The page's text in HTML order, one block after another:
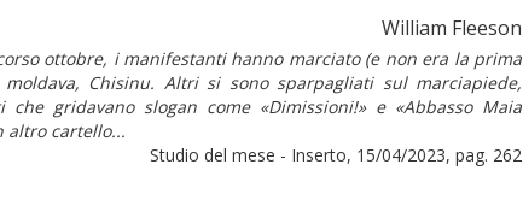
William Fleeson
ottobre, i manifestanti hanno marciato (e non era la prima
Chisinu. Altri si sono sparpagliati sul marciapiede,
gridavano slogan come «Dimissioni!» e «Abbasso Maia
altro cartello...
Studio del mese - Inserto, 15/04/2023, pag. 262